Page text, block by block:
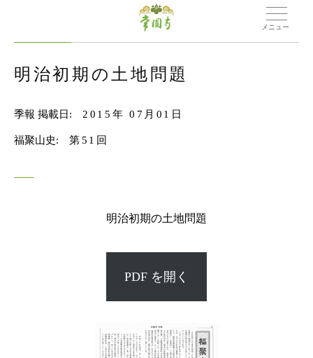
メニュー
明治初期の土地問題
季報 掲載日: 2015年 07月01日
福聚山史: 第51回
明治初期の土地問題
PDF を開く